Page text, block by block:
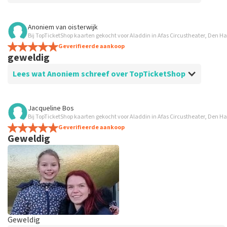
Beoordeling van Anoniem over
Goed
Ben goed geholpen met mijn vraagen
Anoniem van oisterwijk
Bij TopTicketShop kaarten gekocht voor Aladdin in Afas Circustheater, Den
Geverifieerde aankoop
geweldig
Lees wat Anoniem schreef over TopTicketShop
Beoordeling van Anoniem over
prima
Jacqueline Bos
Bij TopTicketShop kaarten gekocht voor Aladdin in Afas Circustheater, Den
Geverifieerde aankoop
Geweldig
Geweldig